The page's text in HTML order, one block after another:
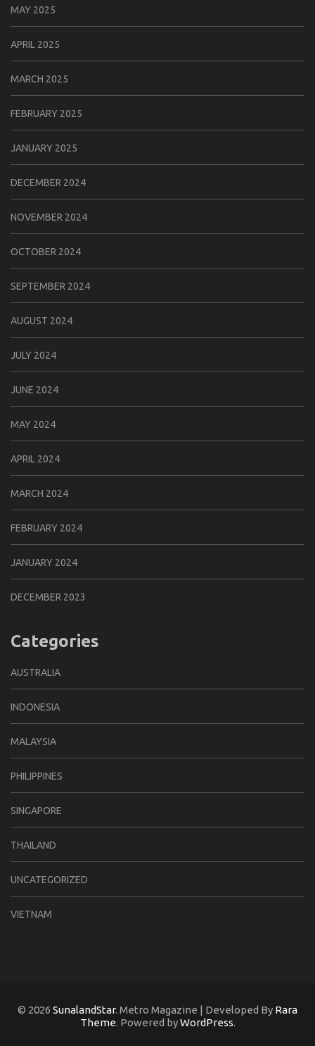
MAY 2025
APRIL 2025
MARCH 2025
FEBRUARY 2025
JANUARY 2025
DECEMBER 2024
NOVEMBER 2024
OCTOBER 2024
SEPTEMBER 2024
AUGUST 2024
JULY 2024
JUNE 2024
MAY 2024
APRIL 2024
MARCH 2024
FEBRUARY 2024
JANUARY 2024
DECEMBER 2023
Categories
AUSTRALIA
INDONESIA
MALAYSIA
PHILIPPINES
SINGAPORE
THAILAND
UNCATEGORIZED
VIETNAM
© 2026 SunalandStar. Metro Magazine | Developed By Rara
Theme. Powered byWordPress.